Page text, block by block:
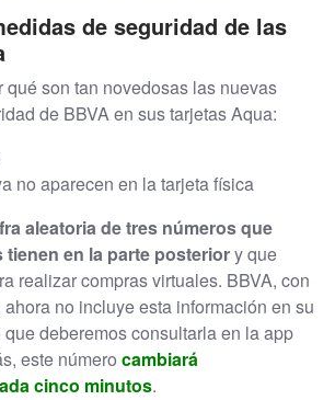
de seguridad de las
qué son tan novedosas las nuevas
de BBVA en sus tarjetas Aqua:
no aparecen en la tarjeta física
aleatoria de tres números que
tienen en la parte posteriory que
realizar compras virtuales. BBVA, con
no incluye esta información en su
deberemos consultarla en la app
este número cambiará
cinco minutos.